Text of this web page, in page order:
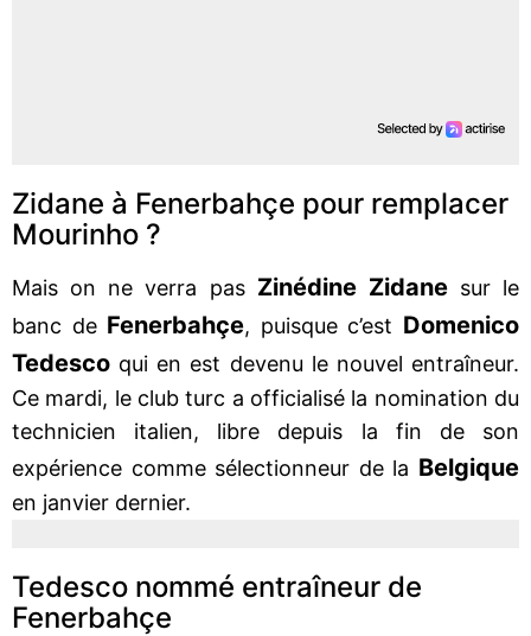
Zidane à Fenerbahçe pour remplacer
Mourinho ?
Mais on ne verra pas Zinédine Zidanesur le
banc de Fenerbahçe, puisque c’est Domenico
Tedesco qui en est devenu le nouvel entraîneur.
Ce mardi, le club turc a officialisé la nomination du
technicien italien, libre depuis la fin de son
expérience comme sélectionneur de la Belgique
en janvier dernier.
Tedesco nommé entraîneur de
Fenerbahçe